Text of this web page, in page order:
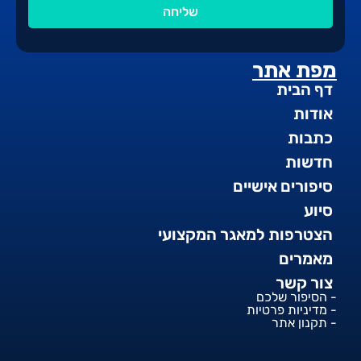
מפת אתר
דף הבית
אודות
כתבות
חדשות
סיפורים אישיים
סיוע
הצטרפות למאגר המקצועי
מאמרים
צור קשר
- הסיפור שלכם
- מדיניות פרטיות
- תקנון אתר
שליחה